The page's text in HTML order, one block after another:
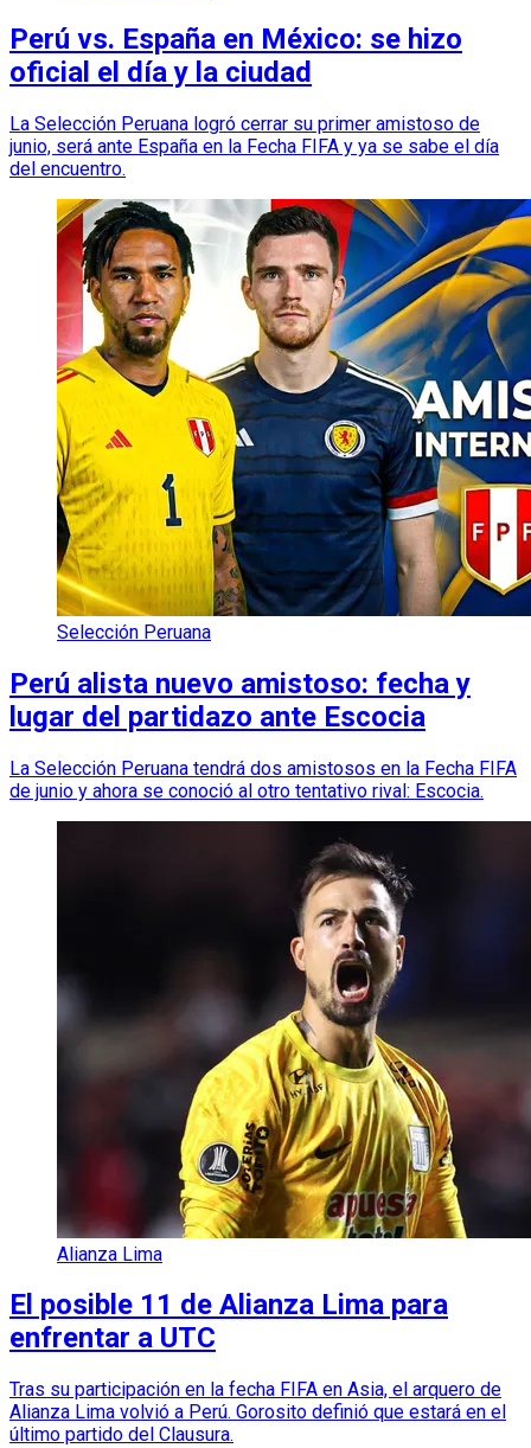
Perú vs. España en México: se hizo
oficial el día y la ciudad
La Selección Peruana logró cerrar su primer amistoso de
junio, será ante España en la Fecha FIFA y ya se sabe el día
del encuentro.
Selección Peruana
Perú alista nuevo amistoso: fecha y
lugar del partidazo ante Escocia
La Selección Peruana tendrá dos amistosos en la Fecha FIFA
de junio y ahora se conoció al otro tentativo rival: Escocia.
Alianza Lima
El posible 11 de Alianza Lima para
enfrentar a UTC
Tras su participación en la fecha FIFA en Asia, el arquero de
Alianza Lima volvió a Perú. Gorosito definió que estará en el
último partido del Clausura.